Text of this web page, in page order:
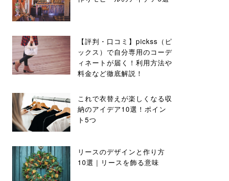
【評判・口コミ】pickss（ピ
ックス）で自分専用のコーデ
ィネートが届く！利用方法や
料金など徹底解説！
これで衣替えが楽しくなる収
納のアイデア10選！ポイン
ト5つ
リースのデザインと作り方
10選｜リースを飾る意味